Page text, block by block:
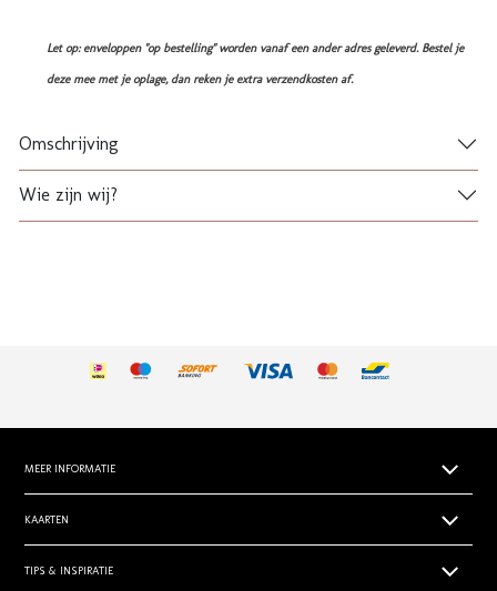
Let op: enveloppen "op bestelling" worden vanaf een ander adres geleverd. Bestel je
deze mee met je oplage, dan reken je extra verzendkosten af.
Omschrijving
Wie zijn wij?
MEER INFORMATIE
Papiersoorten
Levertijden
Prijsoverzicht
KAARTEN
Geboortekaartjes
TIPS & INSPIRATIE